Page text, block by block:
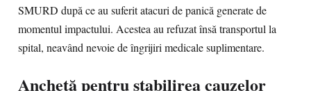
SMURD după ce au suferit atacuri de panică generate de
momentul impactului. Acestea au refuzat însă transportul la
spital, neavând nevoie de îngrijiri medicale suplimentare.
Anchetă pentru stabilirea cauzelor